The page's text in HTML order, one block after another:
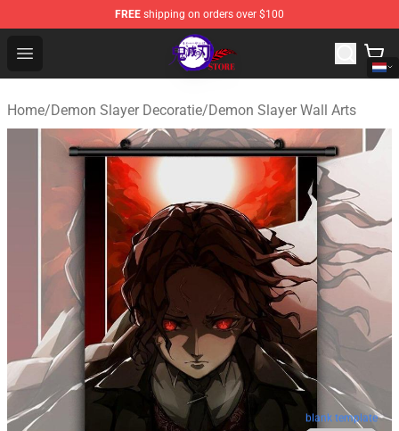
FREE shipping on orders over $100
Open menu
Kimetsu no Yaiba Store - Official Kimetsu no Yaiba
Home/Demon Slayer Decoratie/Demon Slayer Wall Arts
blank template